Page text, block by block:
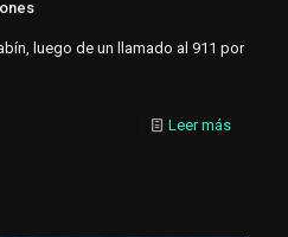
luego de un llamado al 911 por
Leer más